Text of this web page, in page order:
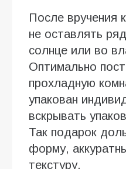
После вручения
не оставлять
солнце или во
Оптимально
прохладную
упакован
вскрывать
Так подарок
форму,
текстуру.